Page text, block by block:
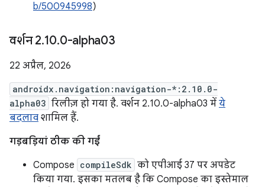
b/500945998)
वर्शन 2.10.0-alpha03
22 अप्रैल, 2026
androidx.navigation:navigation-*:2.10.0-
alpha03 रिलीज़ हो गया है. वर्शन 2.10.0-alpha03 में ये
बदलाव शामिल हैं.
गड़बड़ियां ठीक की गईं
Compose compileSdk को एपीआई 37 पर अपडेट
किया गया. इसका मतलब है कि Compose का इस्तेमाल